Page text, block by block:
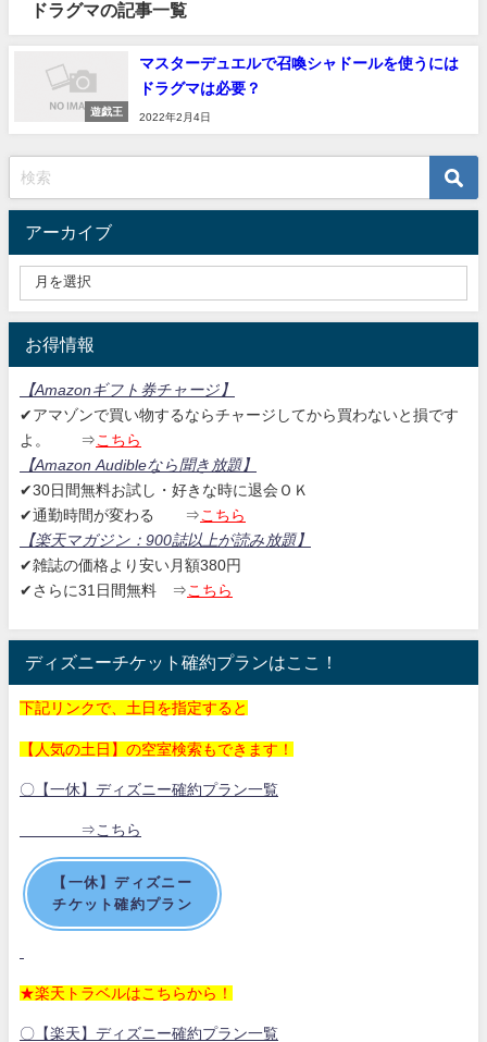
ドラグマの記事一覧
遊戯王
マスターデュエルで召喚シャドールを使うには
ドラグマは必要？
2022年2月4日
アーカイブ
お得情報
【Amazonギフト券チャージ 】
✔アマゾンで買い物するならチャージしてから買わないと損です
よ。
⇒ こちら
【Amazon Audibleなら聞き放題】
✔30日間無料お試し・好きな時に退会ＯＫ
✔通勤時間が変わる ⇒ こちら
【楽天マガジン： 900誌以上が読み放題】
✔雑誌の価格より安い月額380円
✔さらに31日間無料 ⇒ こちら
ディズニーチケット確約プランはここ！
下記リンクで、土日を指定すると
【人気の土日】の空室検索もできます！
〇【一休】ディズニー確約プラン一覧
⇒こちら
【一休】ディズニー
チケット確約プラン
★楽天トラベルはこちらから！
〇【楽天】ディズニー確約プラン一覧